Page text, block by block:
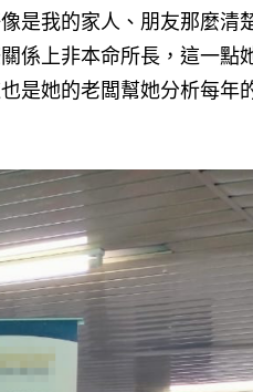
是我的家人、朋友那麼清
係上非本命所長，這一點
是她的老闆幫她分析每年